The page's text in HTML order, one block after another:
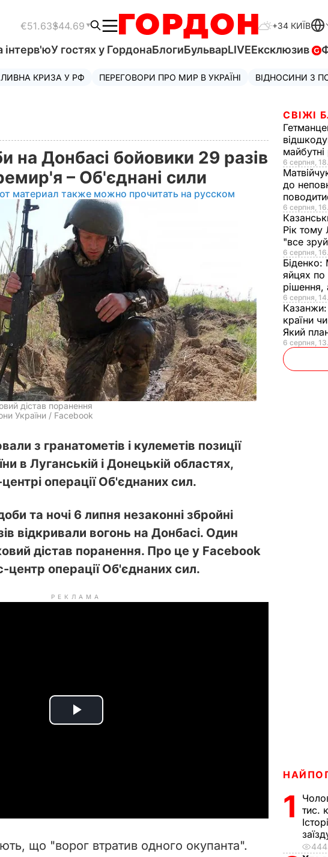
€51.63$44.69 +34 КИЇВ
інтерв'юУ гостях у ГордонаБлогиБульварLIVEЕксклюзив
КРИЗА У РФ ПЕРЕГОВОРИ ПРО МИР В УКРАЇНІ ВІДНОСИНИ З
на Донбасі бойовики 29 разів
– Об'єднані сили
материал также можно прочитать на русском
дістав поранення
України / Facebook
з гранатометів і кулеметів позиції
в Луганській і Донецькій областях,
операції Об'єднаних сил.
та ночі 6 липня незаконні збройні
відкривали вогонь на Донбасі. Один
дістав поранення. Про це у Facebook
центр операції Об'єднаних сил.
РЕКЛАМА
P
що "ворог втратив одного окупанта".
СВІЖІ
майбутні
6 серпня,
до
6 серпня,
Рік
"все
6 серпня,
Біденко:
яйцях по
рішення,
6 серпня,
Казанжи:
країни
Який
6 серпня,
1
тис.